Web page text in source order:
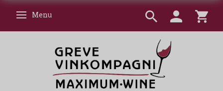
Skifte navigation
Menu